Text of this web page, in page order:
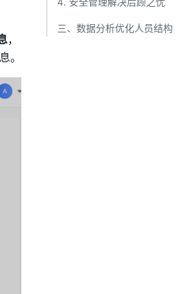
，
。
三、数据分析优化人员结构​